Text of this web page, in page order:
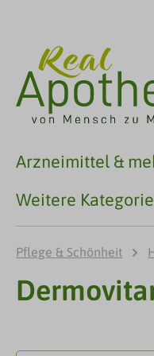
Arzneimittel &
Weitere
Pflege & Schönheit